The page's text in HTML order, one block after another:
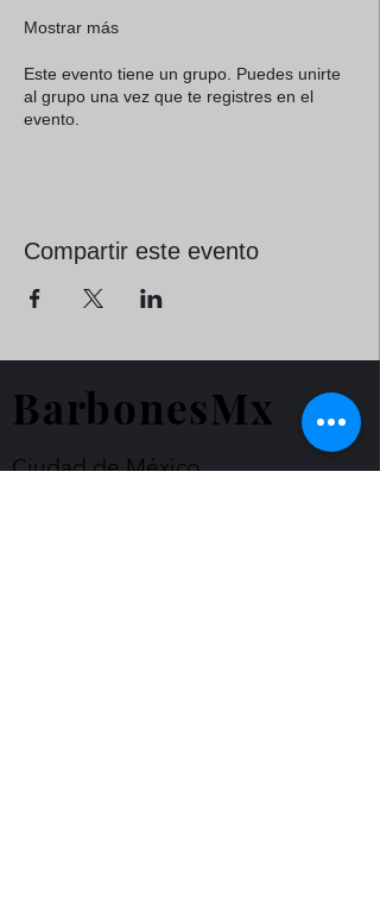
Mostrar más
Este evento tiene un grupo. Puedes unirte
al grupo una vez que te registres en el
evento.
Compartir este evento
BarbonesMx
Ciudad de México